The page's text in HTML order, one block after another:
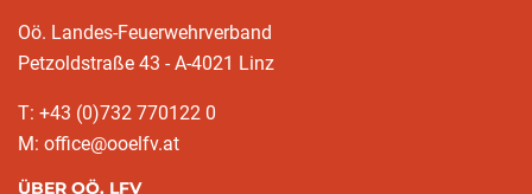
Oö. Landes-Feuerwehrverband
Petzoldstraße 43 - A-4021 Linz
T: +43 (0)732 770122 0
M: office@ooelfv.at
ÜBER OÖ. LFV